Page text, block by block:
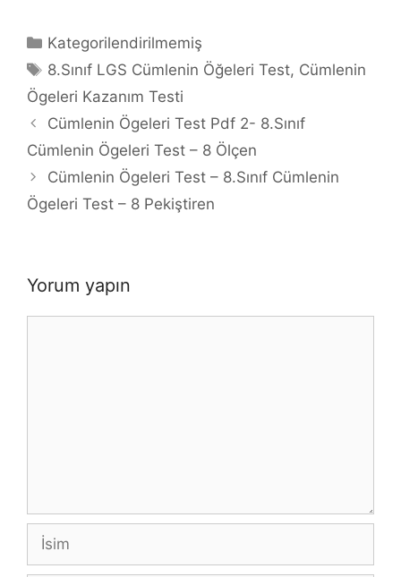
Kategoriler
Kategorilendirilmemiş
Etiketler
8.Sınıf LGS Cümlenin Öğeleri Test, Cümlenin
Ögeleri Kazanım Testi
Cümlenin Ögeleri Test Pdf 2- 8.Sınıf
Cümlenin Ögeleri Test – 8 Ölçen
Cümlenin Ögeleri Test – 8.Sınıf Cümlenin
Ögeleri Test – 8 Pekiştiren
Yorum yapın
İsim